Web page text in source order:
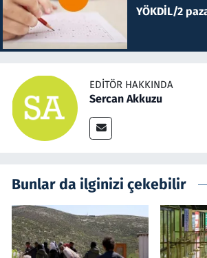
YÖKDİL/2
EDITÖR HAKKINDA
Sercan Akkuzu
Bunlar da ilginizi çekebilir